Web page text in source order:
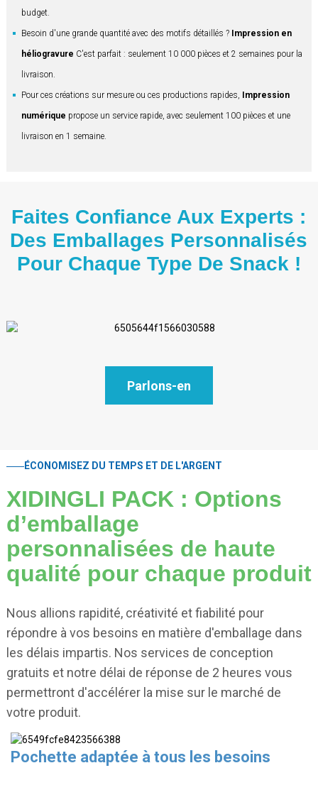
budget.
Besoin d'une grande quantité avec des motifs détaillés ? Impression en
héliogravure C'est parfait : seulement 10 000 pièces et 2 semaines pour la
livraison.
Pour ces créations sur mesure ou ces productions rapides, Impression
numérique propose un service rapide, avec seulement 100 pièces et une
livraison en 1 semaine.
Faites Confiance Aux Experts :
Des Emballages Personnalisés
Pour Chaque Type De Snack !
Parlons-en
ÉCONOMISEZ DU TEMPS ET DE L'ARGENT
XIDINGLI PACK : Options
d’emballage
personnalisées de haute
qualité pour chaque produit
Nous allions rapidité, créativité et fiabilité pour
répondre à vos besoins en matière d'emballage dans
les délais impartis. Nos services de conception
gratuits et notre délai de réponse de 2 heures vous
permettront d'accélérer la mise sur le marché de
votre produit.
Pochette adaptée à tous les besoins